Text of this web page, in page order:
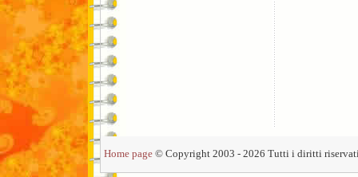
Home page © Copyright 2003 - 2026 Tutti i diritti